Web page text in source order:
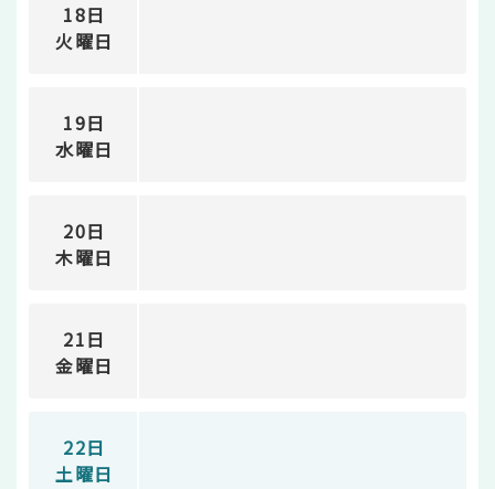
18日
火曜日
19日
水曜日
20日
木曜日
21日
金曜日
22日
土曜日